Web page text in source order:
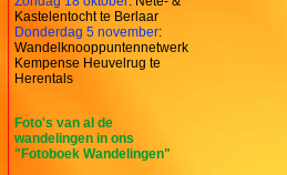
Kastelentocht te Berlaar
Donderdag 5 november:
Wandelknooppuntennetwerk
Kempense Heuvelrug te
Herentals
Foto's van al de
wandelingen in ons
"Fotoboek Wandelingen"